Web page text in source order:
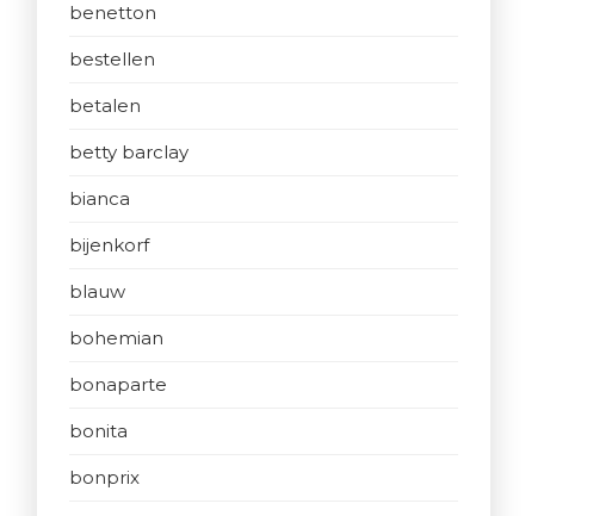
benetton
bestellen
betalen
betty barclay
bianca
bijenkorf
blauw
bohemian
bonaparte
bonita
bonprix